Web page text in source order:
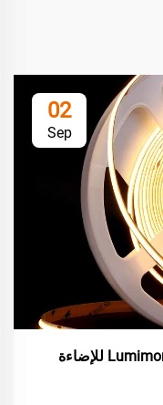
02
Sep
مزايا شرائح LED من نوع COB من Lumimore للإضاءة